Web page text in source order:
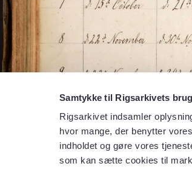
Samtykke til Rigsarkivets
Rigsarkivet indsamler
hvor mange, der benytter
indholdet og gøre vores
som kan sætte cookies til